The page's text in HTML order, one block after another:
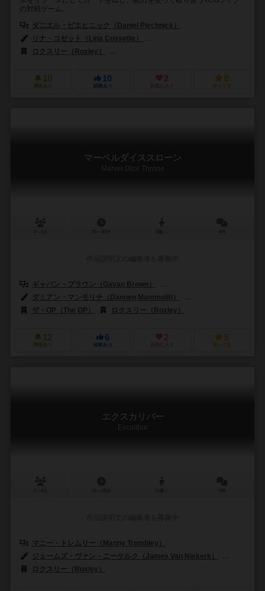
の対戦ゲーム。
ダニエル・ピエヒニック（Daniel Piechnick）
リナ・コゼット（Lina Cossette）
ロクスリー（Roxley）
10
興味あり
10
経験あり
2
お気に入り
8
持ってる
マーベルダイススローン
Marvel Dice Throne
ギャバン・ブラウン（Gavan Brown）
ダミアン・マンモリチ（Damien Mammoliti）
ザ・OP（The OP）
ロクスリー（Roxley）
12
興味あり
6
経験あり
2
お気に入り
5
持ってる
エクスカリバー
Excalibur
マニー・トレムリー（Manny Trembley）
ジェームズ・ヴァン・ニーケルク（James Van Niekerk）
ロクスリー（Roxley）